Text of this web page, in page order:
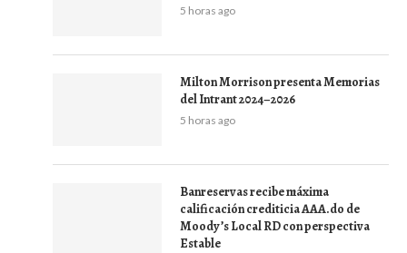
5 horas ago
Milton Morrison presenta Memorias
del Intrant 2024–2026
5 horas ago
Banreservas recibe máxima
calificación crediticia AAA.do de
Moody’s Local RD con perspectiva
Estable